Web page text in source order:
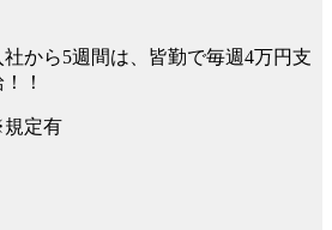
社から5週間は、皆勤で毎週4万円支
！
定有